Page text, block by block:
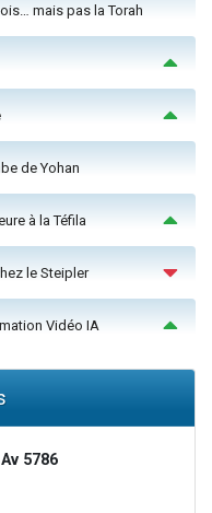
mais pas la Torah
de Yohan
à la Téfila
le Steipler
Vidéo IA
5786